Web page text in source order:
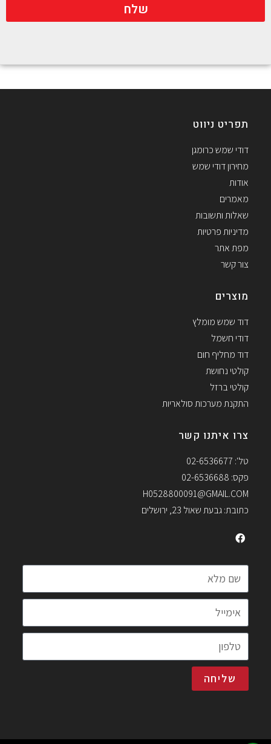
שלח
תפריט ניווט
דודי שמש כרומגן
מחירון דודי שמש
אודות
מאמרים
שאלות ותשובות
מדיניות פרטיות
מפת אתר
צור קשר
מוצרים
דוד שמש מומלץ
דודי חשמל
דוד מחליף חום
קולטי נחושת
קולטי ברזל
התקנת מערכות סולאריות
צרו איתנו קשר
טל': 02-6536677
פקס: 02-6536688
H0528800091@GMAIL.COM
כתובת: גבעת שאול 23, ירושלים
שליחה